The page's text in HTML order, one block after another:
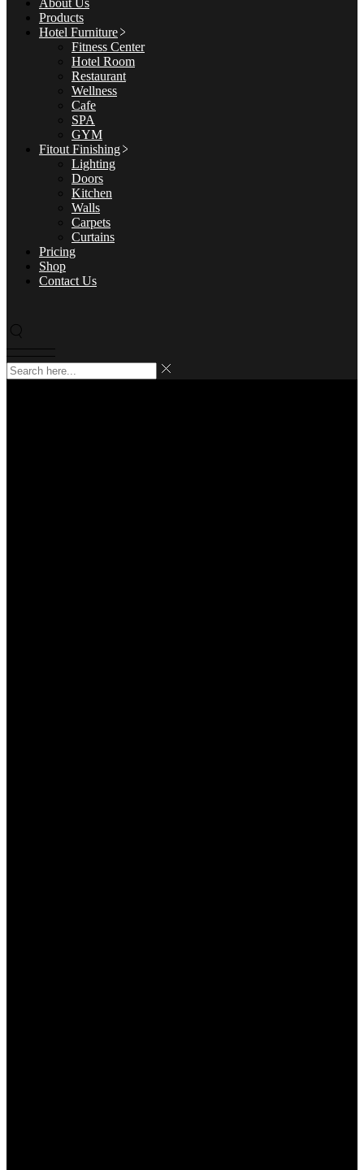
About Us
Products
Hotel Furniture
Fitness Center
Hotel Room
Restaurant
Wellness
Cafe
SPA
GYM
Fitout Finishing
Lighting
Doors
Kitchen
Walls
Carpets
Curtains
Pricing
Shop
Contact Us